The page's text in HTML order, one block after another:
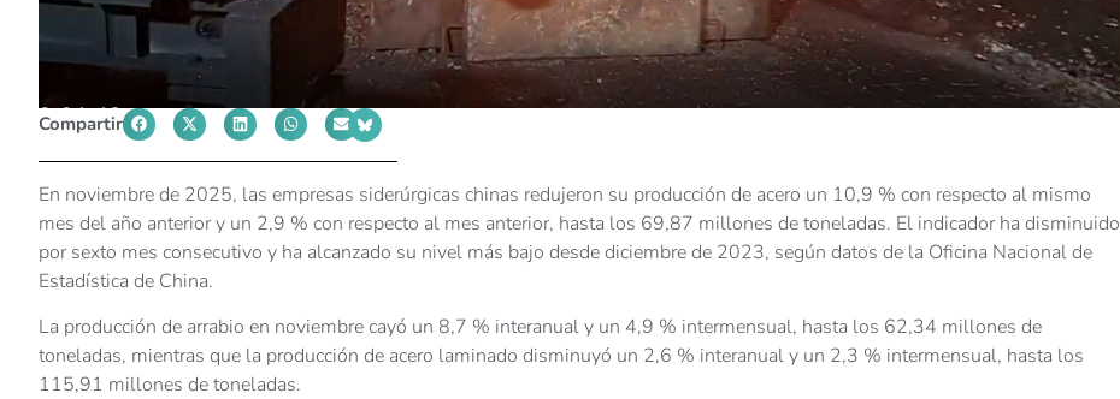
Compartir
En noviembre de 2025, las empresas siderúrgicas chinas redujeron su producción de acero un 10,9 % con respecto al mismo
mes del año anterior y un 2,9 % con respecto al mes anterior, hasta los 69,87 millones de toneladas. El indicador ha disminuido
por sexto mes consecutivo y ha alcanzado su nivel más bajo desde diciembre de 2023, según datos de la Oficina Nacional de
Estadística de China.
La producción de arrabio en noviembre cayó un 8,7 % interanual y un 4,9 % intermensual, hasta los 62,34 millones de
toneladas, mientras que la producción de acero laminado disminuyó un 2,6 % interanual y un 2,3 % intermensual, hasta los
115,91 millones de toneladas.